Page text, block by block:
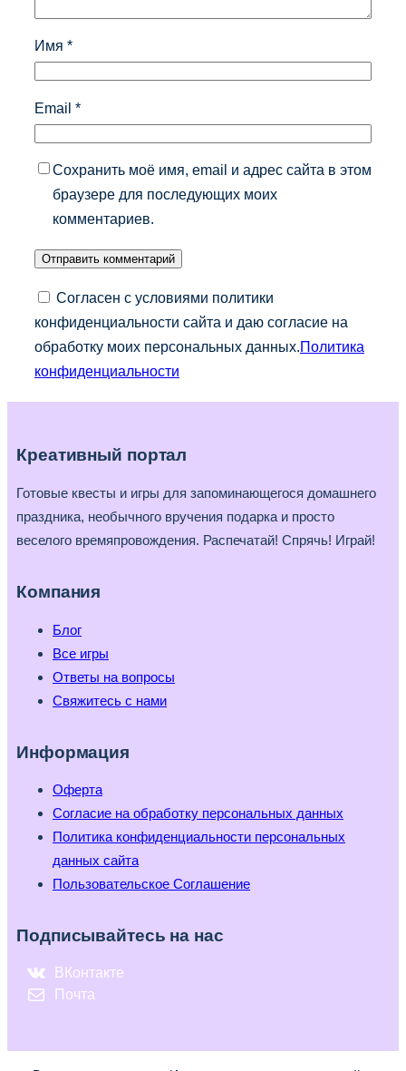
Имя *
Email *
Сохранить моё имя, email и адрес сайта в этом
браузере для последующих моих
комментариев.
Согласен с условиями политики
конфиденциальности сайта и даю согласие на
обработку моих персональных данных. Политика
конфиденциальности
Креативный портал
Готовые квесты и игры для запоминающегося домашнего
праздника, необычного вручения подарка и просто
веселого времяпровождения. Распечатай! Спрячь! Играй!
Компания
Блог
Все игры
Ответы на вопросы
Свяжитесь с нами
Информация
Оферта
Согласие на обработку персональных данных
Политика конфиденциальности персональных
данных сайта
Пользовательское Соглашение
Подписывайтесь на нас
ВКонтакте
Почта